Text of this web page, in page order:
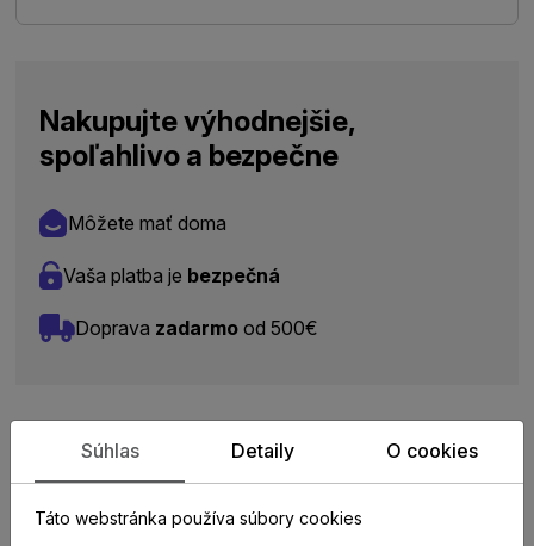
Nakupujte výhodnejšie,
spoľahlivo a bezpečne
Môžete mať doma
Vaša platba je bezpečná
Doprava zadarmo od 500€
Zistite viac o vlastnostiach
produktu
Súhlas Detaily O cookies
Táto webstránka používa súbory cookies